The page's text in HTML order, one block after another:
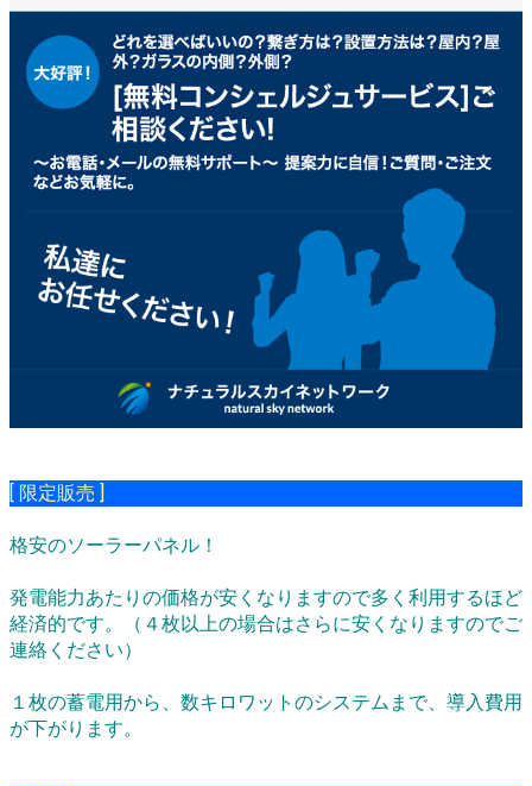
[ 限定販売 ]
格安のソーラーパネル！
発電能力あたりの価格が安くなりますので多く利用するほど
経済的です。（４枚以上の場合はさらに安くなりますのでご
連絡ください）
１枚の蓄電用から、数キロワットのシステムまで、導入費用
が下がります。